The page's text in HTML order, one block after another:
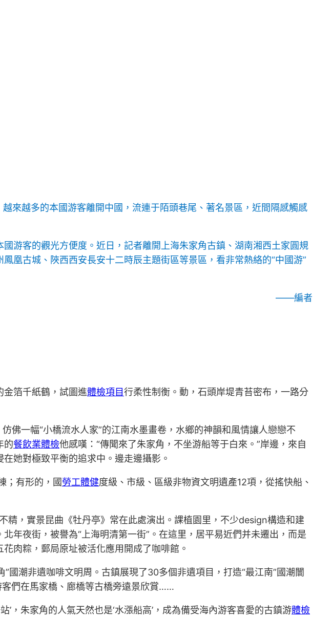
越來越多的本國游客離開中國，流連于陌頭巷尾、著名景區，近間隔感觸感
游客的觀光方便度。近日，記者離開上海朱家角古鎮、湖南湘西土家圓規
凰古城、陜西西安長安十二時辰主題街區等景區，看非常熱絡的“中國游”
——編者
箔千紙鶴，試圖進體檢項目行柔性制衡。動，石頭岸堤青苔密布，一路分
佛一幅“小橋流水人家”的江南水墨畫卷，水鄉的神韻和風情讓人戀戀不
的餐飲業體檢他感嘆：“傳聞來了朱家角，不坐游船等于白來。”岸邊，來自
她對極致平衡的追求中。邊走邊攝影。
；有形的，國勞工體健度級、市級、區級非物資文明遺產12項，從搖快船、
精，實景昆曲《牡丹亭》常在此處演出。課植園里，不少design構造和建
年夜街，被譽為“上海明清第一街”。在這里，居平易近們并未遷出，而是
肉粽，郵局原址被活化應用開成了咖啡館。
”國潮非遺咖啡文明周。古鎮展現了30多個非遺項目，打造“最江南”國潮闤
客們在馬家橋、廊橋等古橋旁遠景欣賞……
’，朱家角的人氣天然也是‘水漲船高’，成為備受海內游客喜愛的古鎮游體檢